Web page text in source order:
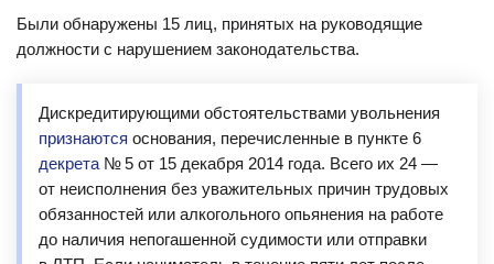
Были обнаружены 15 лиц, принятых на руководящие
должности с нарушением законодательства.
Дискредитирующими обстоятельствами увольнения
признаются основания, перечисленные в пункте 6
декрета № 5 от 15 декабря 2014 года. Всего их 24 —
от неисполнения без уважительных причин трудовых
обязанностей или алкогольного опьянения на работе
до наличия непогашенной судимости или отправки